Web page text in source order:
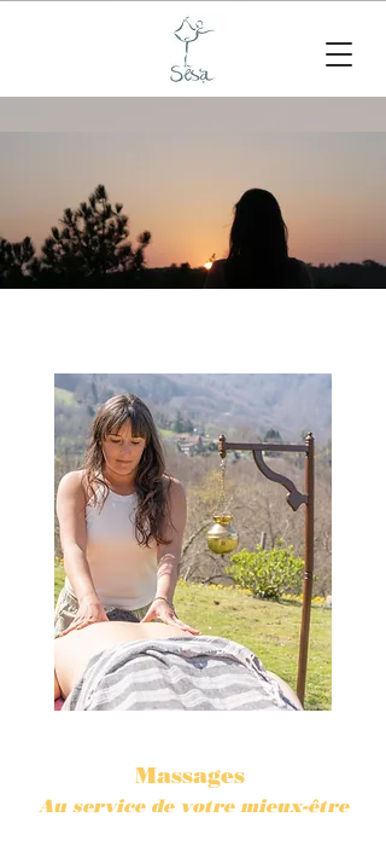
Massages
Au service de votre mieux-être